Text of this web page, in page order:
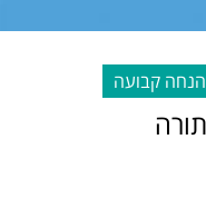
הנחה קבועה